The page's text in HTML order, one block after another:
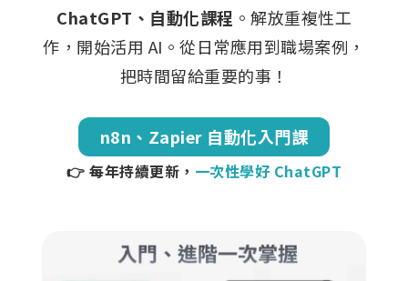
ChatGPT、自動化課程 。解放重複性工
作，開始活用 AI。從日常應用到職場案例，
把時間留給重要的事！
n8n、Zapier 自動化入門課
👉 每年持續更新， 一次性學好 ChatGPT